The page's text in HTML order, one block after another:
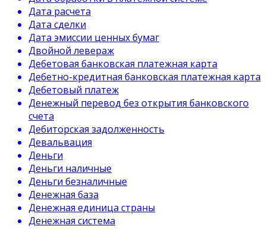
Дата расчета
Дата сделки
Дата эмиссии ценных бумаг
Двойной левераж
Дебетовая банковская платежная карта
Дебетно-кредитная банковская платежная карта
Дебетовый платеж
Денежный перевод без открытия банковского
счета
Дебиторская задолженность
Девальвация
Деньги
Деньги наличные
Деньги безналичные
Денежная база
Денежная единица страны
Денежная система